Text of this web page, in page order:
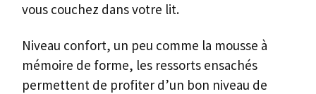
vous couchez dans votre lit.
Niveau confort, un peu comme la mousse à
mémoire de forme, les ressorts ensachés
permettent de profiter d’un bon niveau de